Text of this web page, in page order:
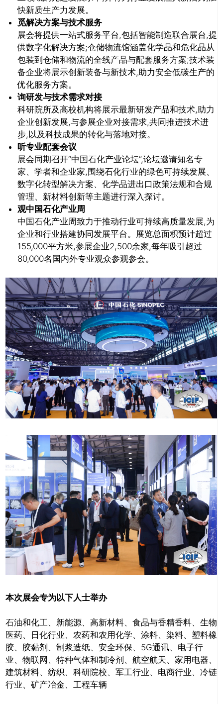
快新质生产力发展。
觅解决方案与技术服务
展会将提供一站式服务平台,包括智能制造联合展台,提
供数字化解决方案;仓储物流馆涵盖化学品和危化品从
包装到仓储和物流的全线产品与配套服务方案;技术装
备企业将展示创新装备与新技术,助力安全低碳生产的
优化服务方案。
询研发与技术需求对接
科研院所及高校机构将展示最新研发产品和技术,助力
企业创新发展,与参展企业对接需求,共同推进技术进
步,以及科技成果的转化与落地对接。
听专业配套会议
展会同期召开“中国石化产业论坛”,论坛邀请知名专
家、学者和企业家,围绕石化行业的绿色可持续发展、
数字化转型解决方案、化学品进出口政策法规和合规
管理、新材料创新等主题进行深入探讨。
观中国石化产业周
中国石化产业周致力于推动行业可持续高质量发展,为
企业和行业搭建协同发展平台。展览总面积预计超过
155,000平方米,参展企业2,500余家,每年吸引超过
80,000名国内外专业观众参观参会。
本次展会专为以下人士举办
石油和化工、新能源、高新材料、食品与香精香料、生物
医药、日化行业、农药和农用化学、涂料、染料、塑料橡
胶、胶黏剂、制浆造纸、安全环保、5G通讯、电子行
业、物联网、特种气体和制冷剂、航空航天、家用电器、
建筑材料、纺织、科研院校、军工行业、电商行业、冷链
行业、矿产冶金、工程车辆
推广链接：
关闭